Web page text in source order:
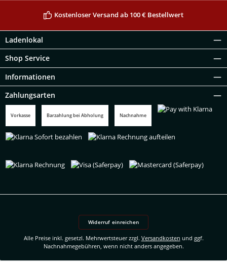
Kostenloser Versand ab 100 € Bestellwert
Ladenlokal
Shop Service
Informationen
Zahlungsarten
Vorkasse Barzahlung bei Abholung Nachnahme
Klarna Sofort bezahlen Klarna Rechnung aufteilen
Widerruf einreichen
Alle Preise inkl. gesetzl. Mehrwertsteuer zzgl. Versandkosten und ggf.
Nachnahmegebühren, wenn nicht anders angegeben.